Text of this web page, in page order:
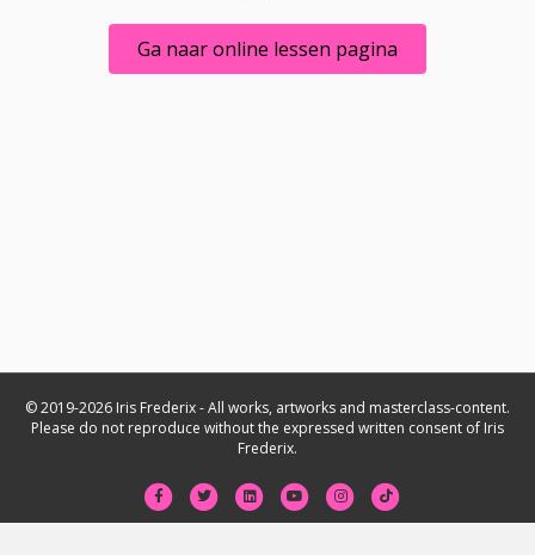
Ga naar online lessen pagina
© 2019-2026 Iris Frederix - All works, artworks and masterclass-content.
Please do not reproduce without the expressed written consent of Iris
Frederix.
FacebookTwitterLinkedinYoutubeInstagramTiktok